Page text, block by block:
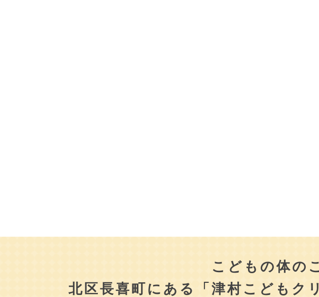
こどもの体の
北区長喜町にある
「津村こどもク